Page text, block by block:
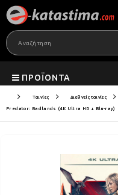
ΠΡΟΪΌΝΤΑ
Ταινίες Διεθνείς ταινίες
Predator: Badlands (4K Ultra HD + Blu-ray)